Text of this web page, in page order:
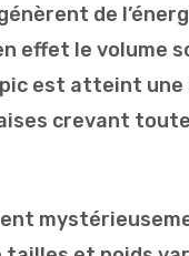
de
effet le volume
est atteint
crevant